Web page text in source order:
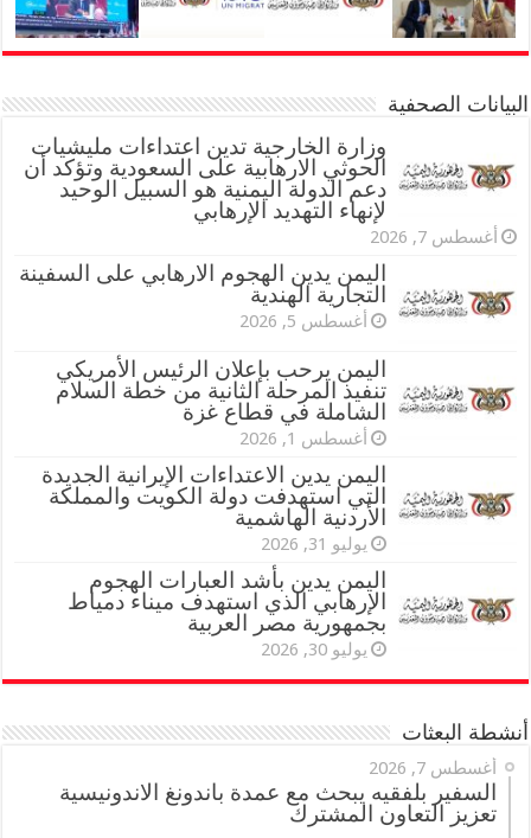
البيانات الصحفية
وزارة الخارجية تدين اعتداءات مليشيات
الحوثي الارهابية على السعودية وتؤكد أن
دعم الدولة اليمنية هو السبيل الوحيد
لإنهاء التهديد الإرهابي
أغسطس 7, 2026
اليمن يدين الهجوم الارهابي على السفينة
التجارية الهندية
أغسطس 5, 2026
اليمن يرحب بإعلان الرئيس الأمريكي
تنفيذ المرحلة الثانية من خطة السلام
الشاملة في قطاع غزة
أغسطس 1, 2026
اليمن يدين الاعتداءات الإيرانية الجديدة
التي استهدفت دولة الكويت والمملكة
الأردنية الهاشمية
يوليو 31, 2026
اليمن يدين بأشد العبارات الهجوم
الإرهابي الذي استهدف ميناء دمياط
بجمهورية مصر العربية
يوليو 30, 2026
أنشطة البعثات
أغسطس 7, 2026
السفير بلفقيه يبحث مع عمدة باندونغ الاندونيسية
تعزيز التعاون المشترك